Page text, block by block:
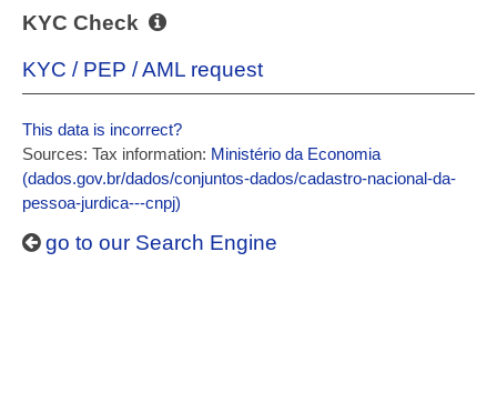
KYC Check
KYC / PEP / AML request
This data is incorrect?
Sources: Tax information: Ministério da Economia
(dados.gov.br/dados/conjuntos-dados/cadastro-nacional-da-
pessoa-jurdica---cnpj)
go to our Search Engine